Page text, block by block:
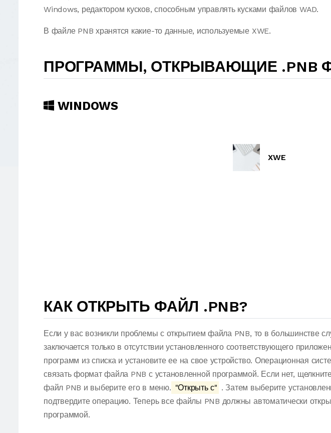
Windows, редактором кусков, способным управлять кусками файлов WAD.
В файле PNB хранятся какие-то данные, используемые XWE.
ПРОГРАММЫ, ОТКРЫВАЮЩИЕ .PNB
WINDOWS
XWE
КАК ОТКРЫТЬ ФАЙЛ .PNB?
Если у вас возникли проблемы с открытием файла PNB, то в большинстве
заключается только в отсутствии установленного соответствующего
программ из списка и установите ее на свое устройство. Операционная
связать формат файла PNB с установленной программой. Если нет,
файл PNB и выберите его в меню. "Открыть с" . Затем выберите
подтвердите операцию. Теперь все файлы PNB должны автоматически
программой.